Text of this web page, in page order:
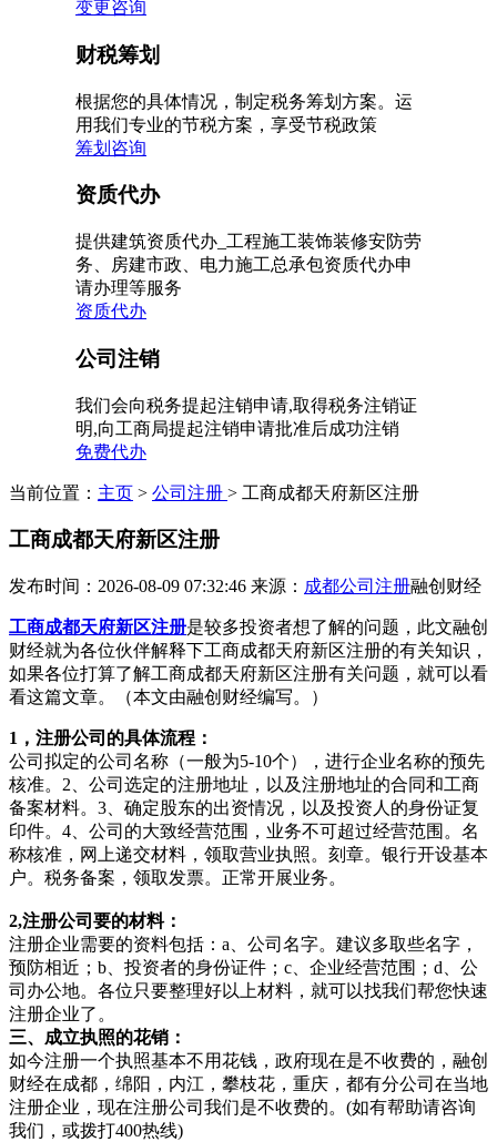
变更咨询
财税筹划
根据您的具体情况，制定税务筹划方案。运
用我们专业的节税方案，享受节税政策
筹划咨询
资质代办
提供建筑资质代办_工程施工装饰装修安防劳
务、房建市政、电力施工总承包资质代办申
请办理等服务
资质代办
公司注销
我们会向税务提起注销申请,取得税务注销证
明,向工商局提起注销申请批准后成功注销
免费代办
当前位置： 主页 > 公司注册 > 工商成都天府新区注册
工商成都天府新区注册
发布时间：2026-08-09 07:32:46 来源： 成都公司注册融创财经
工商成都天府新区注册是较多投资者想了解的问题，此文融创
财经就为各位伙伴解释下工商成都天府新区注册的有关知识，
如果各位打算了解工商成都天府新区注册有关问题，就可以看
看这篇文章。（本文由融创财经编写。）
1，注册公司的具体流程：
公司拟定的公司名称（一般为5-10个），进行企业名称的预先
核准。2、公司选定的注册地址，以及注册地址的合同和工商
备案材料。3、确定股东的出资情况，以及投资人的身份证复
印件。4、公司的大致经营范围，业务不可超过经营范围。名
称核准，网上递交材料，领取营业执照。刻章。银行开设基本
户。税务备案，领取发票。正常开展业务。
2,注册公司要的材料：
注册企业需要的资料包括：a、公司名字。建议多取些名字，
预防相近；b、投资者的身份证件；c、企业经营范围；d、公
司办公地。各位只要整理好以上材料，就可以找我们帮您快速
注册企业了。
三、成立执照的花销：
如今注册一个执照基本不用花钱，政府现在是不收费的，融创
财经在成都，绵阳，内江，攀枝花，重庆，都有分公司在当地
注册企业，现在注册公司我们是不收费的。(如有帮助请咨询
我们，或拨打400热线)